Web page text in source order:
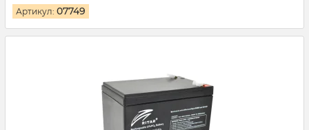
Артикул: 07749